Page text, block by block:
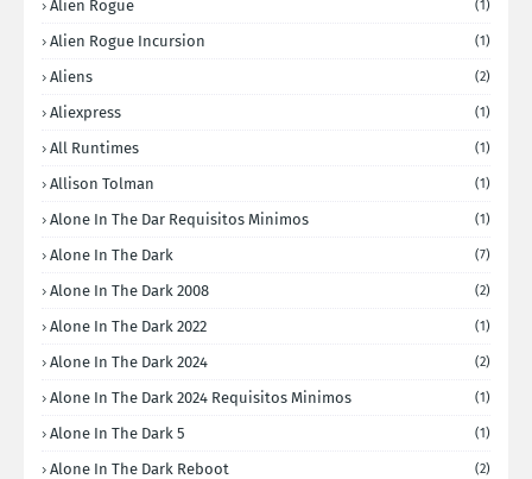
Alien Rogue (1)
Alien Rogue Incursion (1)
Aliens (2)
Aliexpress (1)
All Runtimes (1)
Allison Tolman (1)
Alone In The Dar Requisitos Minimos (1)
Alone In The Dark (7)
Alone In The Dark 2008 (2)
Alone In The Dark 2022 (1)
Alone In The Dark 2024 (2)
Alone In The Dark 2024 Requisitos Minimos (1)
Alone In The Dark 5 (1)
Alone In The Dark Reboot (2)